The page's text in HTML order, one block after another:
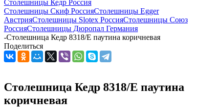
Столешницы Кедр Россия
Столешницы Скиф РоссияСтолешницы Egger
АвстрияСтолешницы Slotex РоссияСтолешницы Союз
РоссияСтолешницы Дюропал Германия
-Столешница Кедр 8318/Е паутина коричневая
Поделиться
Столешница Кедр 8318/Е паутина
коричневая